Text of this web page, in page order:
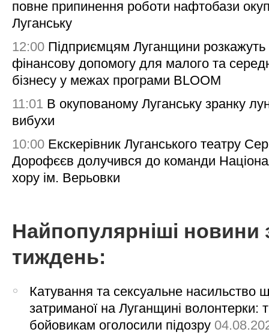
повне припинення роботи нафтобази
Луганську
12:00 Підприємцям Луганщини розкажуть
фінансову допомогу для малого та
бізнесу у межах програми BLOOM
11:01 В окупованому Луганську зранку
вибухи
10:00 Екскерівник Луганського театру
Дорофєєв долучився до команди
хору ім. Верьовки
Найпопулярніші новини
тиждень:
Катування та сексуальне насильство
затриманої на Луганщині волонтерки:
бойовикам оголосили підозру